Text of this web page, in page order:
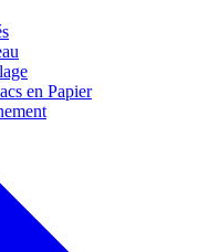
en Papier